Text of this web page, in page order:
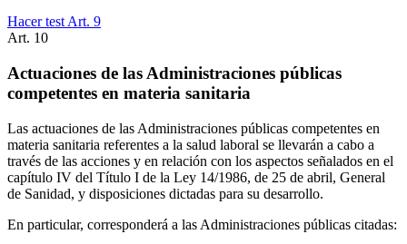
Hacer test Art. 9
Art. 10
Actuaciones de las Administraciones públicas
competentes en materia sanitaria
Las actuaciones de las Administraciones públicas competentes en
materia sanitaria referentes a la salud laboral se llevarán a cabo a
través de las acciones y en relación con los aspectos señalados en el
capítulo IV del Título I de la Ley 14/1986, de 25 de abril, General
de Sanidad, y disposiciones dictadas para su desarrollo.
En particular, corresponderá a las Administraciones públicas citadas: